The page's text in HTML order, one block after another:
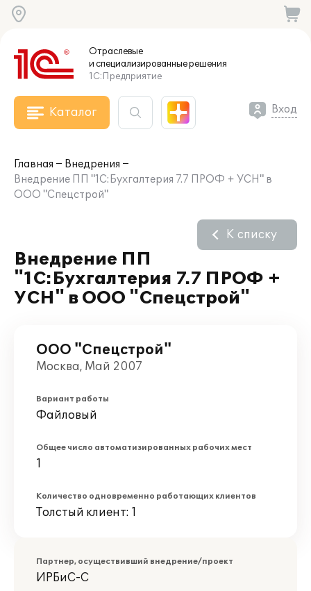
Отраслевые
и специализированныерешения
1С:Предприятие
Каталог Вход
Главная
Внедрения
Внедрение ПП "1С:Бухгалтерия 7.7 ПРОФ + УСН" в
ООО "Спецстрой"
Внедрение ПП
"1С:Бухгалтерия 7.7 ПРОФ +
УСН" в ООО "Спецстрой"
К списку
ООО "Спецстрой"
Москва, Май 2007
Вариант работы
Файловый
Общее число автоматизированных рабочих мест
1
Количество одновременно работающих клиентов
Толстый клиент: 1
Партнер, осуществивший внедрение/проект
ИРБиС-С